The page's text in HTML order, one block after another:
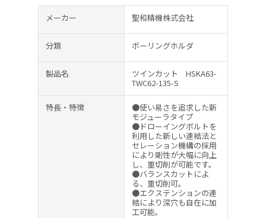
メーカー 聖和精機株式会社
分類 ボーリングホルダ
製品名
ツインカット HSKA63-
TWC62-135-S
特長・特徴
●使い易さを追求した新
モジューラタイプ
●ドローイングボルトを
利用した新しい連結法と
セレーション機構の採用
により剛性が大幅に向上
し、重切削が可能です。
●バランスカットによ
る、重切削可。
●エクステンションの連
結により深穴も自在に加
工可能。